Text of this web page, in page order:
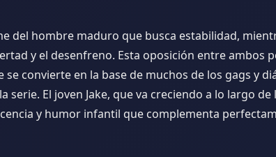
del hombre maduro que busca estabilidad,
y el desenfreno. Esta oposición entre ambos
se convierte en la base de muchos de los gags y
serie. El joven Jake, que va creciendo a lo largo
y humor infantil que complementa